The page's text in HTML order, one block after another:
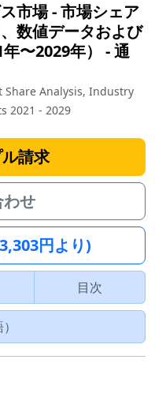
市場 - 市場シェア
数値データおよび
〜2029年）
‐通
Share Analysis, Industry
2021 - 2029
請求
せ
円より)
目次